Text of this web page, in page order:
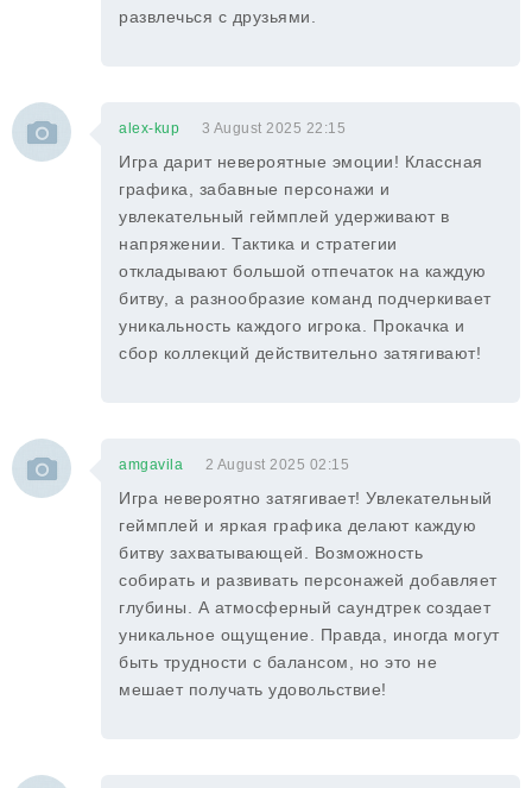
развлечься с друзьями.
alex-kup 3 August 2025 22:15
Игра дарит невероятные эмоции! Классная
графика, забавные персонажи и
увлекательный геймплей удерживают в
напряжении. Тактика и стратегии
откладывают большой отпечаток на каждую
битву, а разнообразие команд подчеркивает
уникальность каждого игрока. Прокачка и
сбор коллекций действительно затягивают!
amgavila 2 August 2025 02:15
Игра невероятно затягивает! Увлекательный
геймплей и яркая графика делают каждую
битву захватывающей. Возможность
собирать и развивать персонажей добавляет
глубины. А атмосферный саундтрек создает
уникальное ощущение. Правда, иногда могут
быть трудности с балансом, но это не
мешает получать удовольствие!